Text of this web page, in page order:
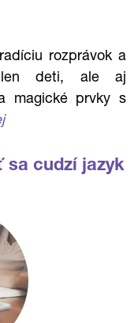
rozprávok a
deti, ale aj
magické prvky s
cudzí jazyk